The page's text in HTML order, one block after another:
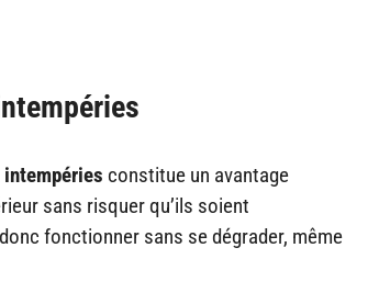
intempéries constitue un avantage
sans risquer qu’ils soient
fonctionner sans se dégrader, même